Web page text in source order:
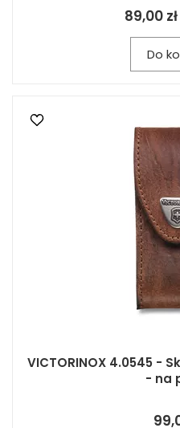
89,00 zł
Do
VICTORINOX 4.0545 -
- na